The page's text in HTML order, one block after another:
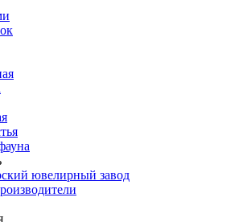
ювелирный завод